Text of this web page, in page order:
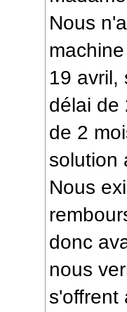
Nous
19 avril,
délai de
de 2
solution
Nous
donc
nous
s'offrent